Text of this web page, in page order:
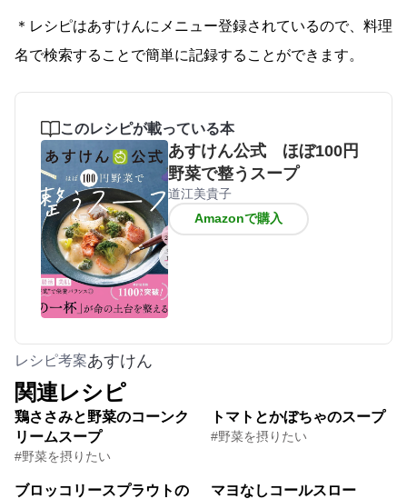
＊レシピはあすけんにメニュー登録されているので、料理
名で検索することで簡単に記録することができます。
このレシピが載っている本
あすけん公式 ほぼ100円
野菜で整うスープ
道江美貴子
Amazonで購入
レシピ考案あすけん
関連レシピ
鶏ささみと野菜のコーンク
リームスープ
#野菜を摂りたい
トマトとかぼちゃのスープ
#野菜を摂りたい
ブロッコリースプラウトの
マヨなしコールスロー